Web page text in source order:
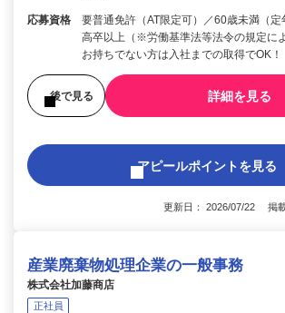
応募資格
要普通免許（AT限定可）／60歳未満（定
高卒以上（※労働基準法等法令の規定に
お持ちでない方は入社までの取得でOK！
後で見る 詳細を見る
アピールポイントを見る
更新日： 2026/07/22 掲
産業廃棄物処理企業の一般事務
株式会社加藤商店
正社員